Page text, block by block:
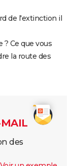
de l'extinction il
? Ce que vous
la route des
des